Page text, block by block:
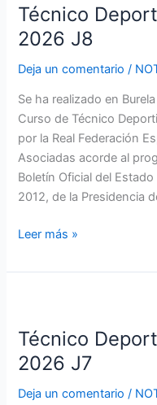
Técnico
2026 J8
Deja un comentario /
Se ha realizado en
Curso de Técnico
por la Real Federación
Asociadas acorde al
Boletín Oficial del
2012, de la Presidencia
Kung
Fu
II
2026
J8
Leer más »
Técnico
2026 J7
Deja un comentario /
Kung
Fu
II